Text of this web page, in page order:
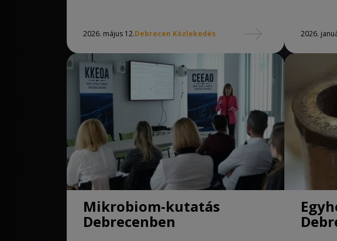
2026. május 12.Debrecen Közlekedés 2026.
Mikrobiom-kutatás
Debrecenben